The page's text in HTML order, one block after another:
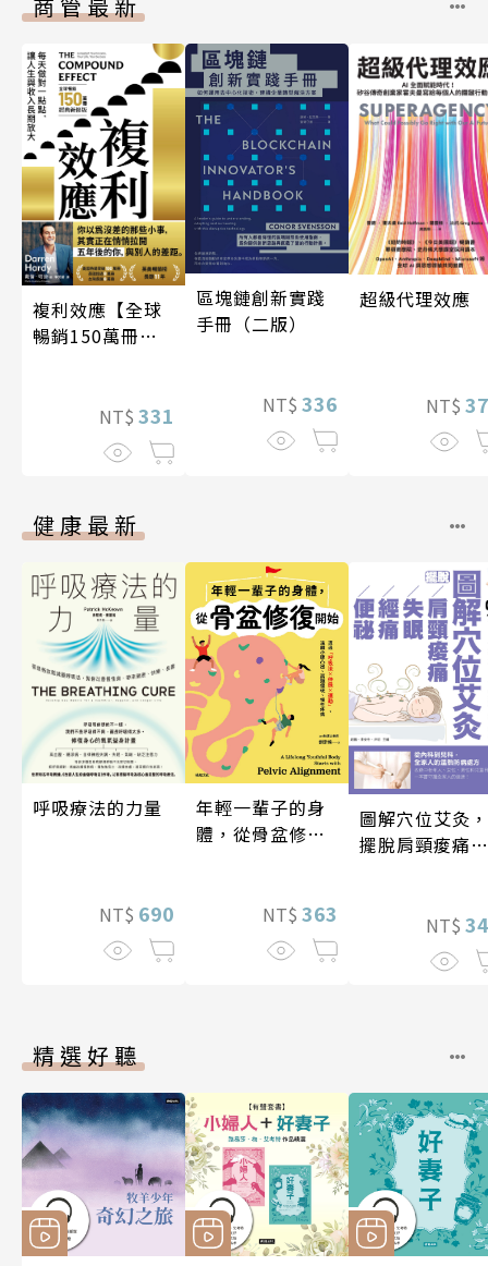
複利效應【全球
暢銷150萬冊・
NT$ 331
區塊鏈創新實踐
手冊（二版）
NT$ 336
超級代理效應
NT$
健康最新
呼吸療法的力量
NT$ 690
年輕一輩子的身
體，從骨盆修復
動」，遠離小腹
凸出、肩頸僵
硬、慢性疼痛
NT$ 363
圖解穴位艾灸，
擺脫肩頸痠痛、
NT$
精選好聽